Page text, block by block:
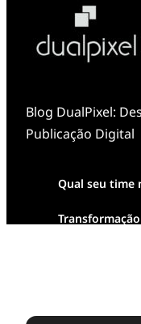
Blog DualPixel:
Publicação Digital
Qual seu time